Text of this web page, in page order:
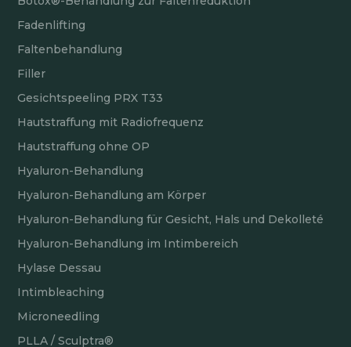
Fadenlifting
Faltenbehandlung
Filler
Gesichtspeeling PRX T33
Hautstraffung mit Radiofrequenz
Hautstraffung ohne OP
Hyaluron-Behandlung
Hyaluron-Behandlung am Körper
Hyaluron-Behandlung für Gesicht, Hals und Dekolleté
Hyaluron-Behandlung im Intimbereich
Hylase Dessau
Intimbleaching
Microneedling
PLLA / Sculptra®